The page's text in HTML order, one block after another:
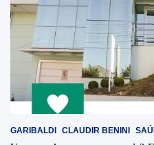
GARIBALDI CLAUDIR BENINI